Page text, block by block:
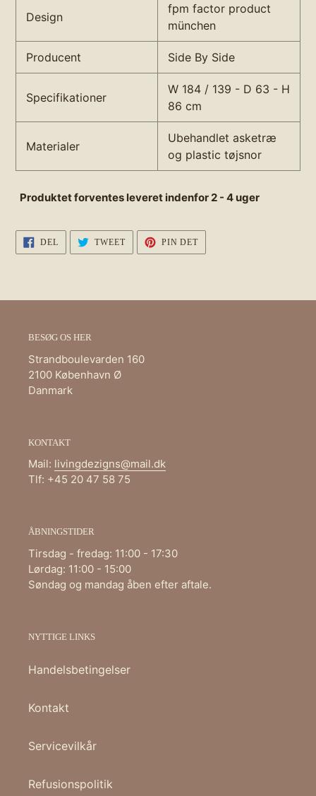
Design
fpm factor product
münchen
Producent Side By Side
Specifikationer
W 184 / 139 - D 63 - H
86 cm
Materialer
Ubehandlet asketræ
og plastic tøjsnor
Produktet forventes leveret indenfor 2 - 4 uger
DEL
FACEBOOK
TWEETTWEET
TWITTER
PIN DETPIN
PINTEREST
BESØG OS HER
Strandboulevarden 160
2100 København Ø
Danmark
KONTAKT
Mail: livingdezigns@mail.dk
Tlf: +45 20 47 58 75
ÅBNINGSTIDER
Tirsdag - fredag: 11:00 - 17:30
Lørdag: 11:00 - 15:00
Søndag og mandag åben efter aftale.
NYTTIGE LINKS
Handelsbetingelser
Kontakt
Servicevilkår
Refusionspolitik